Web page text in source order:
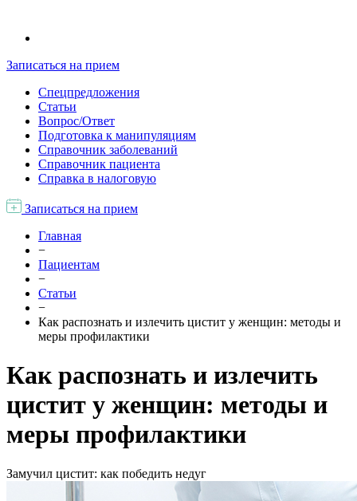
Записаться на прием
Спецпредложения
Статьи
Вопрос/Ответ
Подготовка к манипуляциям
Справочник заболеваний
Справочник пациента
Справка в налоговую
Записаться на прием
Главная
−
Пациентам
−
Статьи
−
Как распознать и излечить цистит у женщин: методы и
меры профилактики
Как распознать и излечить
цистит у женщин: методы и
меры профилактики
Замучил цистит: как победить недуг